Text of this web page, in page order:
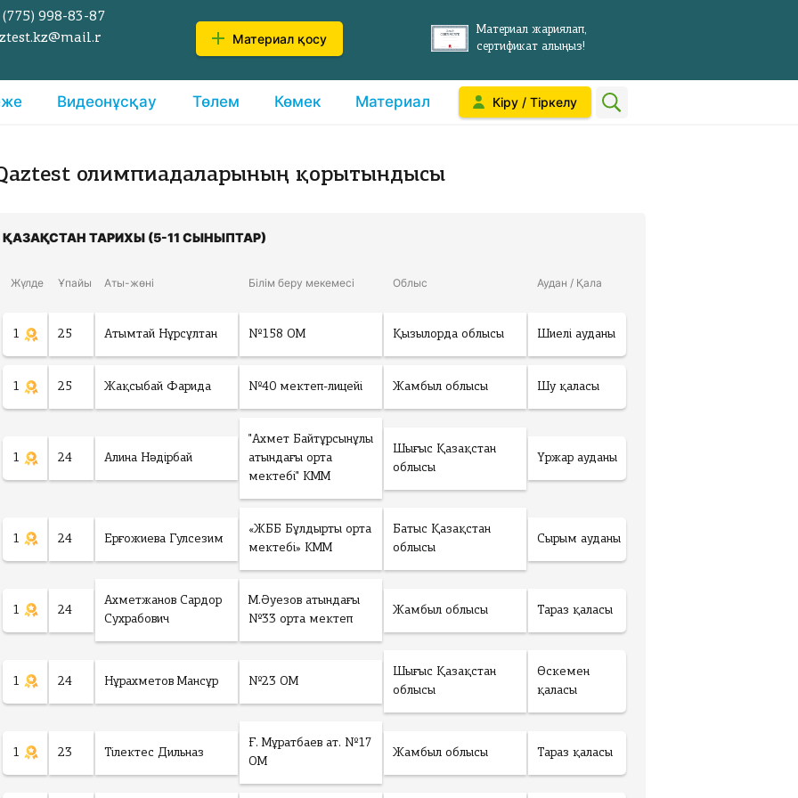
(775) 998-83-87
Материал қосу
Материал жариялап,
сертификат алыңыз!
Видеонұсқау Төлем Көмек Материал Кіру / Тіркелу
олимпиадаларының қорытындысы
ҚАЗАҚСТАН ТАРИХЫ (5-11 СЫНЫПТАР)
Жүлде Ұпайы Аты-жөні Білім беру мекемесі Облыс Аудан / Қала
1 25 Атымтай Нұрсұлтан №158 ОМ Қызылорда облысы Шиелі ауданы
1 25 Жақсыбай Фарида №40 мектеп-лицейі Жамбыл облысы Шу қаласы
1 24 Алина Нәдірбай
"Ахмет Байтұрсынұлы
атындағы орта
мектебі" КММ
Шығыс Қазақстан
облысы
Үржар ауданы
1 24 Ерғожиева Гулсезим
«ЖББ Бұлдырты орта
мектебі» КММ
Батыс Қазақстан
облысы
Сырым ауданы
1 24
Ахметжанов Сардор
Сухрабович
М.Әуезов атындағы
№33 орта мектеп
Жамбыл облысы Тараз қаласы
1 24 Нұрахметов Мансұр №23 ОМ
Шығыс Қазақстан
облысы
Өскемен
қаласы
1 23 Тілектес Дильназ
Ғ. Мұратбаев ат. №17
ОМ
Жамбыл облысы Тараз қаласы